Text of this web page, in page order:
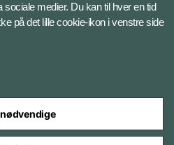
medier. Du kan til hver en tid
på det lille cookie-ikon i venstre side